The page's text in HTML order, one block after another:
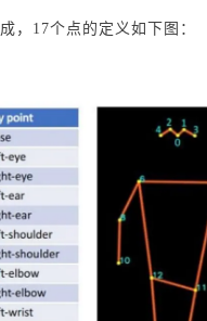
，17个点的定义如下图：